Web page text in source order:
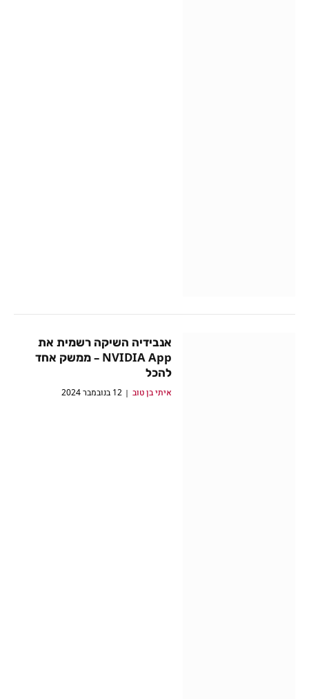
אנבידיה השיקה רשמית את
NVIDIA App – ממשק אחד
להכל
איתי בן טוב 12 בנובמבר 2024